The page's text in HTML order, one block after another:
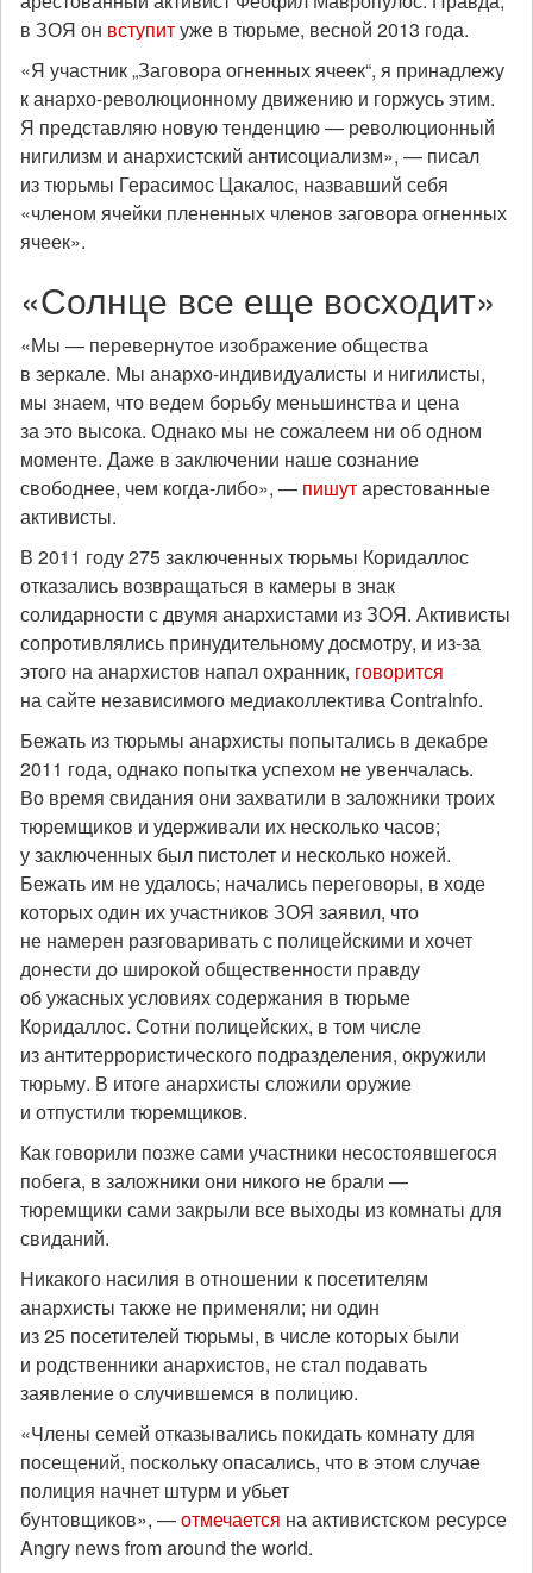
в ЗОЯ он вступитуже в тюрьме, весной 2013 года.
«Я участник „Заговора огненных ячеек“, я принадлежу
к анархо-революционному движению и горжусь этим.
Я представляю новую тенденцию — революционный
нигилизм и анархистский антисоциализм», — писал
из тюрьмы Герасимос Цакалос, назвавший себя
«членом ячейки плененных членов заговора огненных
ячеек».
«Солнце все еще восходит»
«Мы — перевернутое изображение общества
в зеркале. Мы анархо-индивидуалисты и нигилисты,
мы знаем, что ведем борьбу меньшинства и цена
за это высока. Однако мы не сожалеем ни об одном
моменте. Даже в заключении наше сознание
свободнее, чем когда-либо», — пишутарестованные
активисты.
В 2011 году 275 заключенных тюрьмы Коридаллос
отказались возвращаться в камеры в знак
солидарности с двумя анархистами из ЗОЯ. Активисты
сопротивлялись принудительному досмотру, и из-за
этого на анархистов напал охранник, говорится
на сайте независимого медиаколлектива ContraInfo.
Бежать из тюрьмы анархисты попытались в декабре
2011 года, однако попытка успехом не увенчалась.
Во время свидания они захватили в заложники троих
тюремщиков и удерживали их несколько часов;
у заключенных был пистолет и несколько ножей.
Бежать им не удалось; начались переговоры, в ходе
которых один их участников ЗОЯ заявил, что
не намерен разговаривать с полицейскими и хочет
донести до широкой общественности правду
об ужасных условиях содержания в тюрьме
Коридаллос. Сотни полицейских, в том числе
из антитеррористического подразделения, окружили
тюрьму. В итоге анархисты сложили оружие
и отпустили тюремщиков.
Как говорили позже сами участники несостоявшегося
побега, в заложники они никого не брали —
тюремщики сами закрыли все выходы из комнаты для
свиданий.
Никакого насилия в отношении к посетителям
анархисты также не применяли; ни один
из 25 посетителей тюрьмы, в числе которых были
и родственники анархистов, не стал подавать
заявление о случившемся в полицию.
«Члены семей отказывались покидать комнату для
посещений, поскольку опасались, что в этом случае
полиция начнет штурм и убьет
бунтовщиков», —отмечается на активистском ресурсе
Angry news from around the world.